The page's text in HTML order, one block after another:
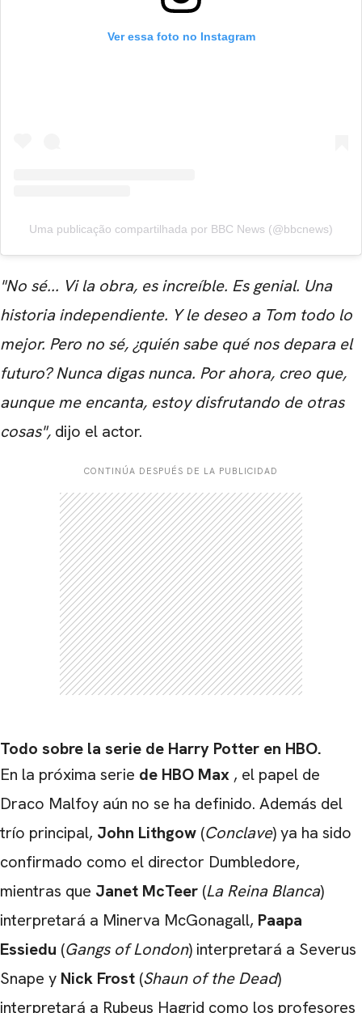
Ver essa foto no Instagram
Uma publicação compartilhada por BBC News (@bbcnews)
"No sé... Vi la obra, es increíble. Es genial. Una
historia independiente. Y le deseo a Tom todo lo
mejor. Pero no sé, ¿quién sabe qué nos depara el
futuro? Nunca digas nunca. Por ahora, creo que,
aunque me encanta, estoy disfrutando de otras
cosas", dijo el actor.
CONTINÚA DESPUÉS DE LA PUBLICIDAD
Todo sobre la serie de Harry Potter en HBO.
En la próxima serie de HBO Max , el papel de
Draco Malfoy aún no se ha definido. Además del
trío principal, John Lithgow (Conclave) ya ha sido
confirmado como el director Dumbledore,
mientras que Janet McTeer (La Reina Blanca)
interpretará a Minerva McGonagall, Paapa
Essiedu (Gangs of London) interpretará a Severus
Snape y Nick Frost (Shaun of the Dead)
interpretará a Rubeus Hagrid como los profesores